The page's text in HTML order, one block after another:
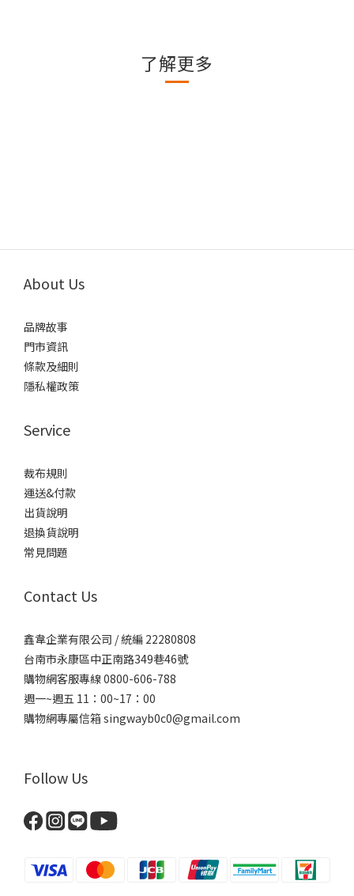
了解更多
About Us
品牌故事
門市資訊
條款及細則
隱私權政策
Service
裁布規則
運送&付款
出貨說明
退換貨說明
常見問題
Contact Us
鑫韋企業有限公司 / 統編 22280808
台南市永康區中正南路349巷46號
購物網客服專線 0800-606-788
週一~週五 11：00~17：00
購物網專屬信箱 singwayb0c0@gmail.com
Follow Us